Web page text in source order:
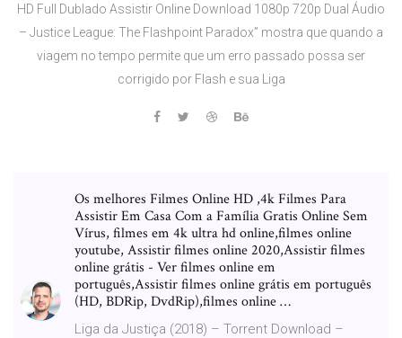
HD Full Dublado Assistir Online Download 1080p 720p Dual Áudio
– Justice League: The Flashpoint Paradox” mostra que quando a
viagem no tempo permite que um erro passado possa ser
corrigido por Flash e sua Liga
Os melhores Filmes Online HD ,4k Filmes Para
Assistir Em Casa Com a Família Gratis Online Sem
Vírus, filmes em 4k ultra hd online,filmes online
youtube, Assistir filmes online 2020,Assistir filmes
online grátis - Ver filmes online em
português,Assistir filmes online grátis em português
(HD, BDRip, DvdRip),filmes online …
Liga da Justiça (2018) – Torrent Download –